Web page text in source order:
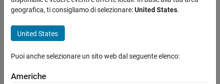
geografica, ti consigliamo di selezionare:United States.
United States
Puoi anche selezionare un sito web dal seguente elenco:
Americhe